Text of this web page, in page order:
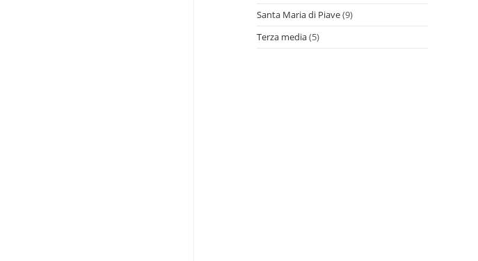
Santa Maria di Piave(9)
Terza media(5)